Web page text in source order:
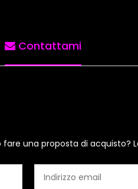
Contattami
una proposta di acquisto?